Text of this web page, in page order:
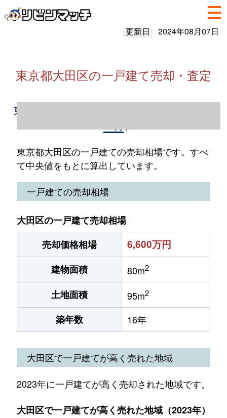
更新日 2024年08月07日
東京都大田区の一戸建て売却・査定
東京都大田区の一戸建て売却情報（2023年1
東京都大田区の一戸建ての売却相場です。すべ
て中央値をもとに算出しています。
一戸建ての売却相場
大田区の一戸建て売却相場
売却価格相場
6,600万円
建物面積 80m2
土地面積 95m2
築年数 16年
大田区で一戸建てが高く売れた地域
2023年に一戸建てが高く売却された地域です。
大田区で一戸建てが高く売れた地域（2023年）